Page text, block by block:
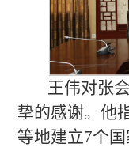
王伟对张
挚的感谢。他
等地建立7个